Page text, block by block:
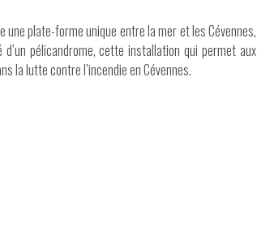
plate-forme unique entre la mer et les Cévennes,
pélicandrome, cette installation qui permet aux
la lutte contre l’incendie en Cévennes.